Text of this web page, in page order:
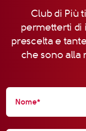
Club di Più
permetterti di
prescelta e
che sono alla